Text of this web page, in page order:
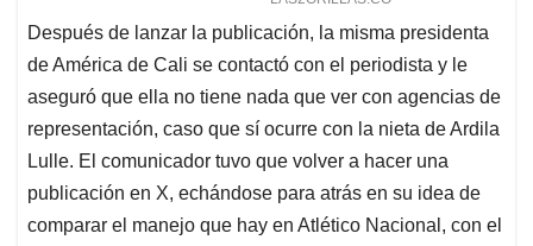
Después de lanzar la publicación, la misma presidenta
de América de Cali se contactó con el periodista y le
aseguró que ella no tiene nada que ver con agencias de
representación, caso que sí ocurre con la nieta de Ardila
Lulle. El comunicador tuvo que volver a hacer una
publicación en X, echándose para atrás en su idea de
comparar el manejo que hay en Atlético Nacional, con el